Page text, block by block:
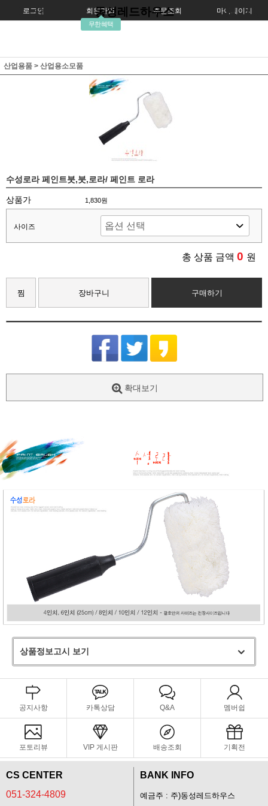
로그인 회원가입
무한혜택
주문조회 마이페이지
동성레드하우스
산업용품 > 산업용소모품
수성로라 페인트붓,붓,로라/ 페인트 로라
상품가 1,830원
사이즈
총 상품 금액 0 원
찜 장바구니 구매하기
확대보기
상품정보고시 보기
공지사항 카톡상담 Q&A 멤버쉽
포토리뷰 VIP 게시판 배송조회 기획전
CS CENTER
051-324-4809
BANK INFO
예금주 : 주)동성레드하우스